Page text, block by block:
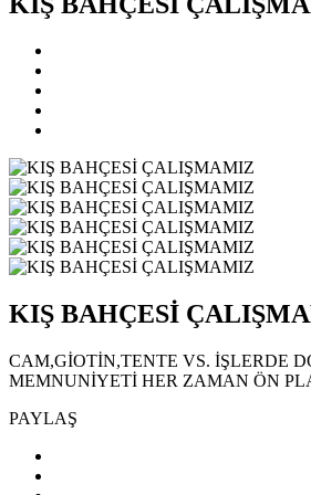
KIŞ BAHÇESİ
CAM,GİOTİN,TENTE VS. İŞLERDE
MEMNUNİYETİ HER ZAMAN ÖN
PAYLAŞ